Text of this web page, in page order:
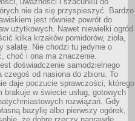
nie da się przyspieszyć. Bardzo
jest również powrót do
użytkowych. Nawet niewielki ogród
kilka krzaków pomidorów, zioła,
sałatę. Nie chodzi tu jedynie o
choć i ona ma znaczenie.
doświadczenie samodzielnego
czegoś od nasiona do zbioru. To
daje poczucie sprawczości, którego
brakuje w świecie usług, gotowych
rozwiązań. Gdy
bazylię albo pierwszy ogórek,